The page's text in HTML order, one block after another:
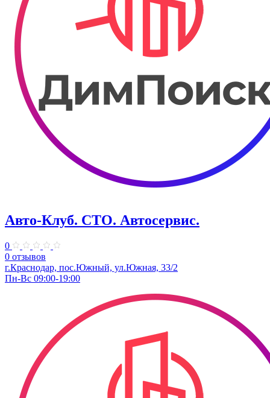
Авто-Клуб. СТО. Автосервис.
0
0 отзывов
г.Краснодар, пос.Южный, ул.Южная, 33/2
Пн-Вс 09:00-19:00